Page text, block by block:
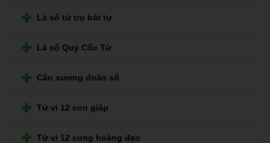
Lá số tứ trụ bát tự
Lá số Quỷ Cốc Tử
Cân xương đoán số
Tử vi 12 con giáp
Tử vi 12 cung hoàng đạo